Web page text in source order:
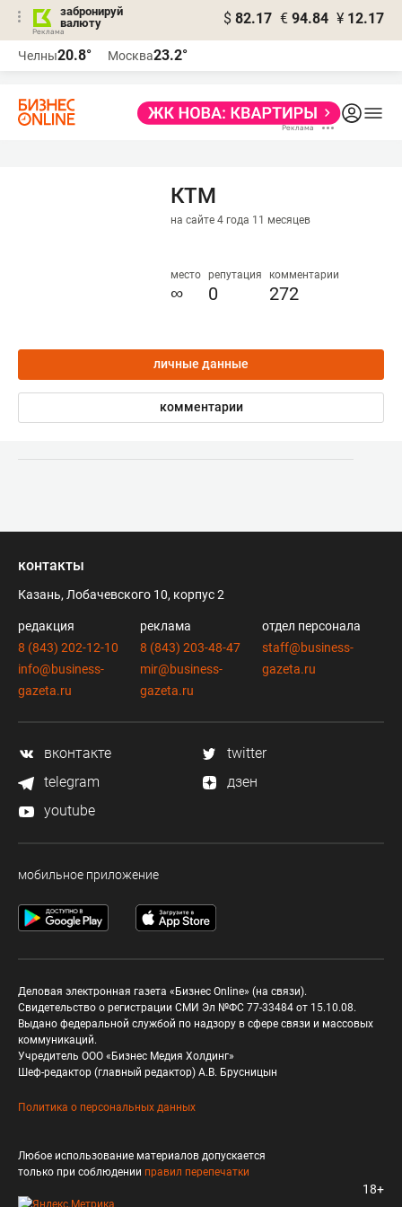
забронируй
валюту
$ 82.17 € 94.84 ¥ 12.17
Челны20.8° Москва23.2°
КТМ
на сайте 4 года 11 месяцев
место
∞
репутация
0
комментарии
272
личные данные
комментарии
контакты
Казань, Лобачевского 10, корпус 2
редакция
8 (843) 202-12-10
info@business-
gazeta.ru
реклама
8 (843) 203-48-47
mir@business-
gazeta.ru
отдел персонала
staff@business-
gazeta.ru
вконтакте
twitter
telegram
дзен
youtube
мобильное приложение
Деловая электронная газета «Бизнес Online» (на связи).
Свидетельство о регистрации СМИ Эл №ФС 77-33484 от 15.10.08.
Выдано федеральной службой по надзору в сфере связи и массовых
коммуникаций.
Учредитель ООО «Бизнес Медия Холдинг»
Шеф-редактор (главный редактор) А.В. Брусницын
Политика о персональных данных
Любое использование материалов допускается
только при соблюдении правил перепечатки
18+